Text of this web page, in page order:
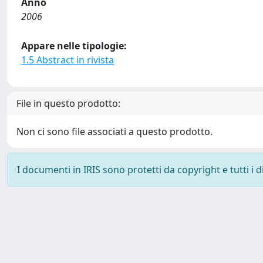
2006
Appare nelle tipologie:
1.5 Abstract in rivista
File in questo prodotto:
Non ci sono file associati a questo prodotto.
I documenti in IRIS sono protetti da copyright e tutti i